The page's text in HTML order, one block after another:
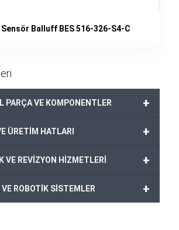
Balluff BES 516-326-S4-C
+
PARÇA VE KOMPONENTLER
+
ÜRETİM HATLARI
+
VE REVİZYON HİZMETLERİ
+
ROBOTİK SİSTEMLER